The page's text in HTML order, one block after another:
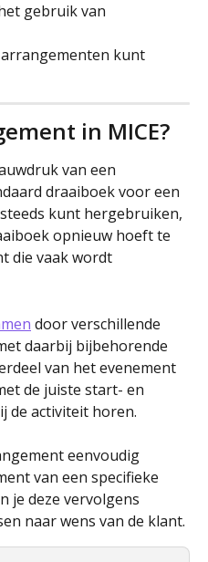
gebruik van
kunt
in MICE?
van een
draaiboek voor een
kunt hergebruiken,
opnieuw hoeft te
die vaak wordt
door verschillende
daarbij bijbehorende
van het evenement
de juiste start- en
de activiteit horen.
eenvoudig
van een specifieke
je deze vervolgens
naar wens van de klant.